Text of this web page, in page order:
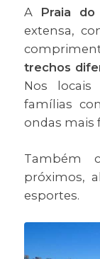
A Praia
extensa,
trechos
Nos
famílias
ondas mais
Também
próximos,
esportes.